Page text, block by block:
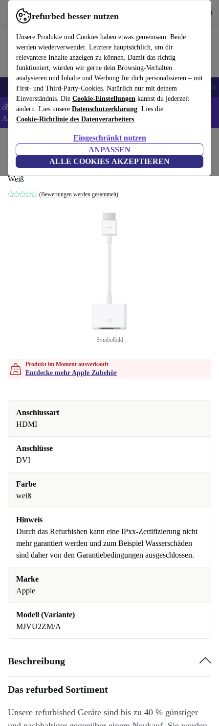
refurbed besser nutzen
Unsere Produkte und Cookies haben etwas gemeinsam: Beide
werden wiederverwendet. Letztere hauptsächlich, um dir
relevantere Inhalte anzeigen zu können. Damit das richtig
funktioniert, würden wir gerne dein Browsing-Verhalten
analysieren und Inhalte und Werbung für dich personalisieren – mit
First- und Third-Party-Cookies. Natürlich nur mit deinem
Einverständnis. Die Cookie-Einstellungen kannst du jederzeit
ändern. Lies unsere Datenschutzerklärung. Lies die
Cookie-Richtlinie des Datenverarbeiters.
Eingeschränkt nutzen
ANPASSEN
ALLE COOKIES AKZEPTIEREN
refurbed schnell und einfach nutzen
🎒 Back to school Handys Laptops Tablets Smartwatches Zubehör
💰 Extra -8% auf Samsung- und Google-Smartphones - Code:
ANDROID8 -AGB
Zubehör Apple Zubehör
Apple HDMI/DVI Adapter
Weiß
(Bewertungen werden gesammelt)
Symbolbild
Produkt im Moment ausverkauft
Entdecke mehr Apple Zubehör
Anschlussart
HDMI
Anschlüsse
DVI
Farbe
weiß
Hinweis
Durch das Refurbishen kann eine IPxx-Zertifizierung nicht
mehr garantiert werden und zum Beispiel Wasserschäden
sind daher von den Garantiebedingungen ausgeschlossen.
Marke
Apple
Modell (Variante)
MJVU2ZM/A
Beschreibung
Das refurbed Sortiment
Unsere refurbished Geräte sind bis zu 40 % günstiger